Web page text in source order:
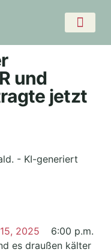
und
jetzt
2025
6:00 p.m.
es draußen kälter